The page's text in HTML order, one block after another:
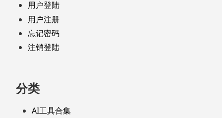
用户登陆
用户注册
忘记密码
注销登陆
分类
AI工具合集